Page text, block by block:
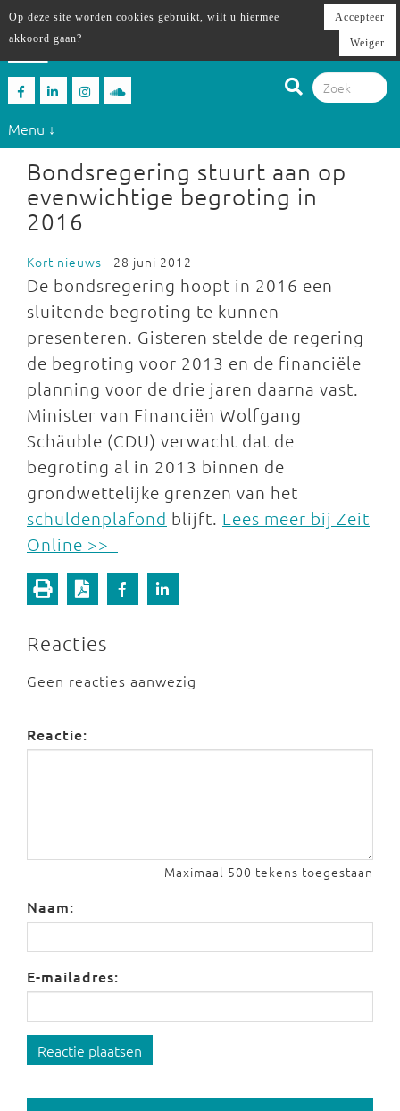
Menu ↓
Bondsregering stuurt aan op
evenwichtige begroting in
2016
Kort nieuws - 28 juni 2012
De bondsregering hoopt in 2016 een
sluitende begroting te kunnen
presenteren. Gisteren stelde de regering
de begroting voor 2013 en de financiële
planning voor de drie jaren daarna vast.
Minister van Financiën Wolfgang
Schäuble (CDU) verwacht dat de
begroting al in 2013 binnen de
grondwettelijke grenzen van het
schuldenplafond blijft. Lees meer bij Zeit
Online >>
Reacties
Geen reacties aanwezig
Reactie:
Maximaal 500 tekens toegestaan
Naam:
E-mailadres:
Reactie plaatsen
Op deze site worden cookies gebruikt, wilt u hiermee
akkoord gaan?
Accepteer
Weiger